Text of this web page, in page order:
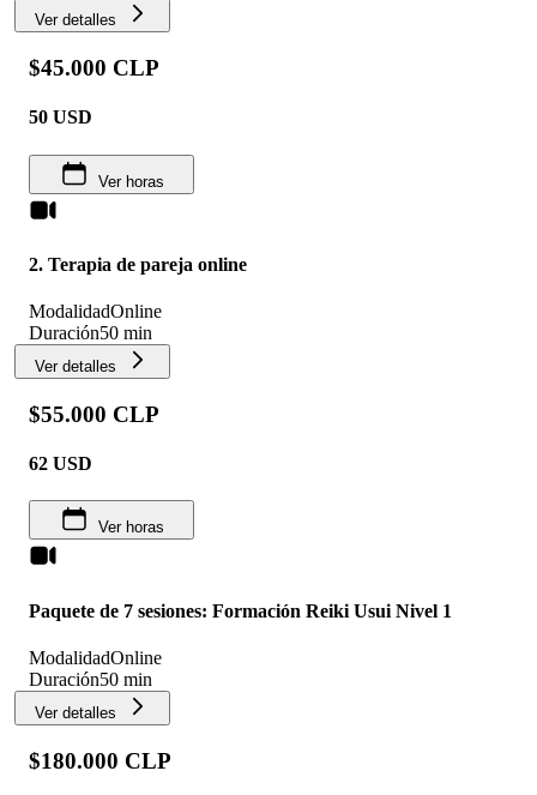
Ver detalles
$45.000 CLP
50 USD
Ver horas
2. Terapia de pareja online
ModalidadOnline
Duración50 min
Ver detalles
$55.000 CLP
62 USD
Ver horas
Paquete de 7 sesiones: Formación Reiki Usui Nivel 1
ModalidadOnline
Duración50 min
Ver detalles
$180.000 CLP